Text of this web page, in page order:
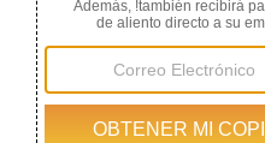
Otras
La Biblia de las
(Español)BLA